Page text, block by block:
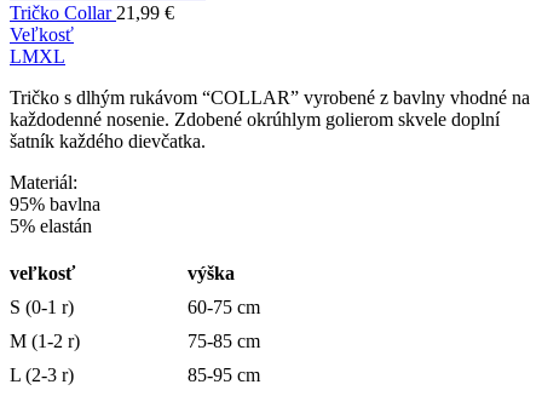
Tričko Collar 21,99 €
Veľkosť
LMXL
Tričko s dlhým rukávom “COLLAR” vyrobené z bavlny vhodné na
každodenné nosenie. Zdobené okrúhlym golierom skvele doplní
šatník každého dievčatka.
Materiál:
95% bavlna
5% elastán
veľkosť
výška
S (0-1 r)
60-75 cm
M (1-2 r)
75-85 cm
L (2-3 r)
85-95 cm